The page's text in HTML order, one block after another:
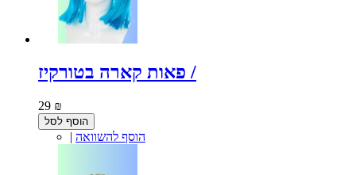
פאות קארה בטורקיז /
29 ₪
הוסף לסל
| הוסף להשוואה